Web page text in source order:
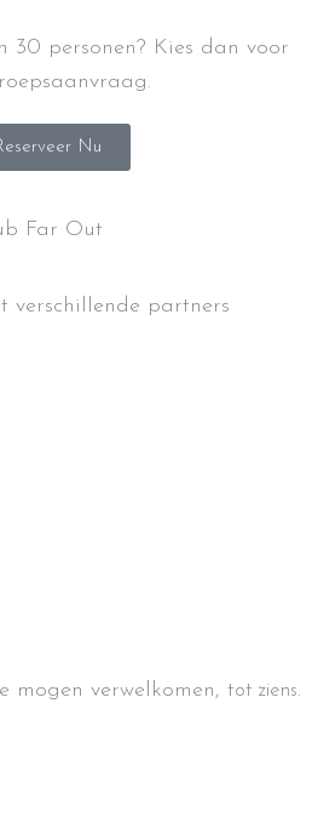
30 personen? Kies dan voor
Nu
Far Out
verschillende partners
mogen verwelkomen, tot ziens.